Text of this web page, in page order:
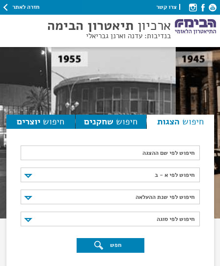
צרו קשר חזרה לאתר
ארכיון תיאטרון הבימה
בנדיבות: עדנה וארנן גבריאלי
חיפוש הצגות חיפוש שחקנים חיפוש יוצרים
חיפוש לפי שם ההצגה
חיפוש לפי א - ב
חיפוש לפי א - ב
חיפוש לפי שנת ההעלאה
חיפוש לפי שנת ההעלאה
חיפוש לפי סוגה
חיפוש לפי סוגה
חפש